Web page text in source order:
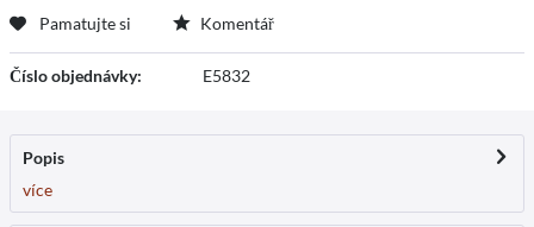
Pamatujte si Komentář
Číslo objednávky: E5832
Popis
více